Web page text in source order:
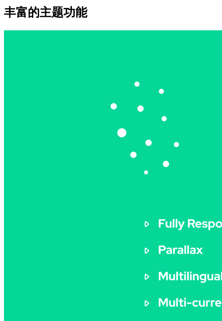
丰富的主题功能